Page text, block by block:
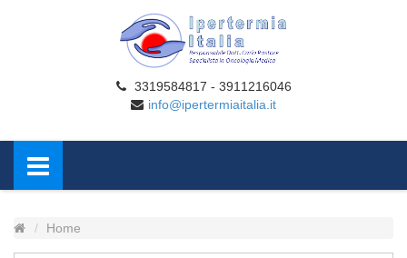
3319584817 - 3911216046
info@ipertermiaitalia.it
Home